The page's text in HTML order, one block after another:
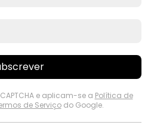
e aplicam-se a Política de
de Serviçodo Google.